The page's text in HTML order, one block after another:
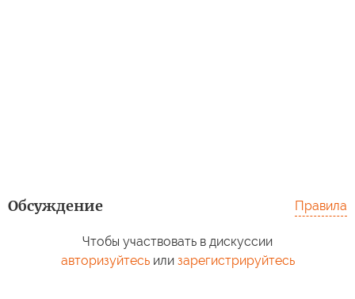
Обсуждение Правила
Чтобы участвовать в дискуссии
авторизуйтесьили зарегистрируйтесь